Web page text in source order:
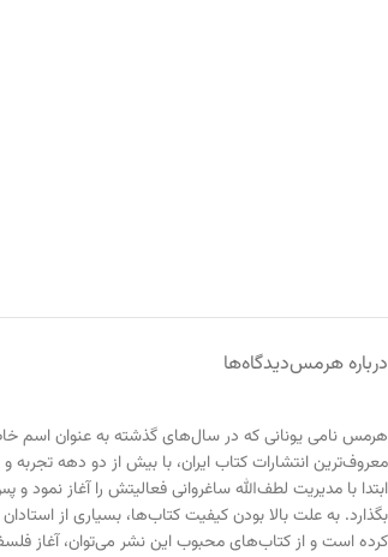
درباره هرمسدیدگاه‌ها
هرمس نامی یونانی که در سال‌های گذشته به عنوان اسم
ابتدا با مدیریت لطف‌الله ساغروانی فعالیتش را آغاز
کرده است و از کتاب‌های محبوب این نشر می‌توان، آغاز